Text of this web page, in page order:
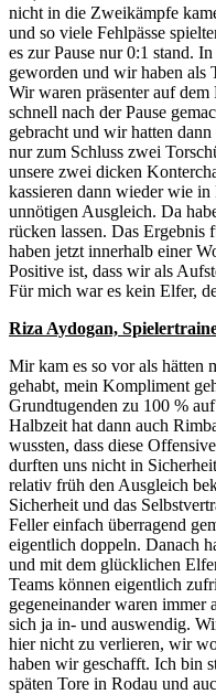
nicht in die Zweikämpfe
und so viele Fehlpässe
es zur Pause nur 0:1 stand.
geworden und wir haben als
Wir waren präsenter auf
schnell nach der Pause
gebracht und wir hatten
nur zum Schluss zwei
unsere zwei dicken
kassieren dann wieder wie
unnötigen Ausgleich. Da
rücken lassen. Das
haben jetzt innerhalb einer
Positive ist, dass wir als
Für mich war es kein Elfer,
Riza Aydogan,
Mir kam es so vor als hätten
gehabt, mein Kompliment
Grundtugenden zu 100 %
Halbzeit hat dann auch
wussten, dass diese
durften uns nicht in
relativ früh den Ausgleich
Sicherheit und das
Feller einfach überragend
eigentlich doppeln. Danach
und mit dem glücklichen
Teams können eigentlich
gegeneinander waren immer
sich ja in- und auswendig.
hier nicht zu verlieren, wir
haben wir geschafft. Ich bin
späten Tore in Rodau und